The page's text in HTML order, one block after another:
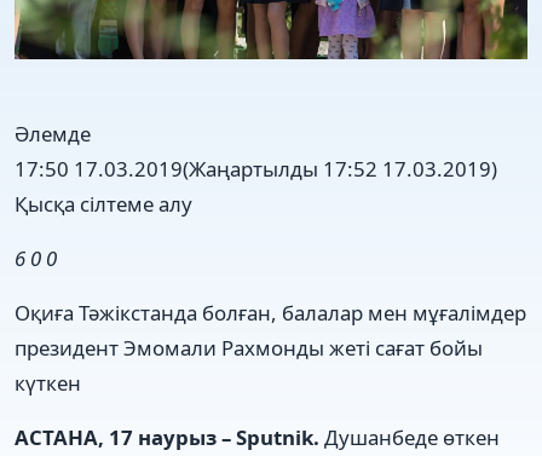
Әлемде
17:50 17.03.2019(Жаңартылды 17:52 17.03.2019)
Қысқа сілтеме алу
6 0 0
Оқиға Тәжікстанда болған, балалар мен мұғалімдер
президент Эмомали Рахмонды жеті сағат бойы
күткен
АСТАНА, 17 наурыз – Sputnik. Душанбеде өткен